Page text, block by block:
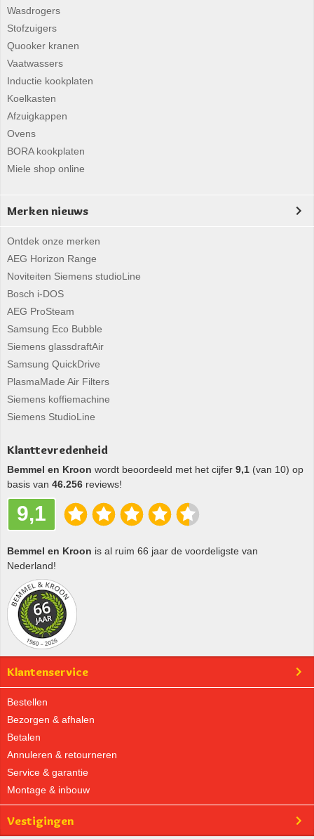
Wasdrogers
Stofzuigers
Quooker kranen
Vaatwassers
Inductie kookplaten
Koelkasten
Afzuigkappen
Ovens
BORA kookplaten
Miele shop online
Merken nieuws
Ontdek onze merken
AEG Horizon Range
Noviteiten Siemens studioLine
Bosch i-DOS
AEG ProSteam
Samsung Eco Bubble
Siemens glassdraftAir
Samsung QuickDrive
PlasmaMade Air Filters
Siemens koffiemachine
Siemens StudioLine
Klanttevredenheid
Bemmel en Kroon wordt beoordeeld met het cijfer 9,1 (van 10) op
basis van 46.256 reviews!
9,1
Bemmel en Kroon is al ruim 66 jaar de voordeligste van
Nederland!
Klantenservice
Bestellen
Bezorgen & afhalen
Betalen
Annuleren & retourneren
Service & garantie
Montage & inbouw
Vestigingen